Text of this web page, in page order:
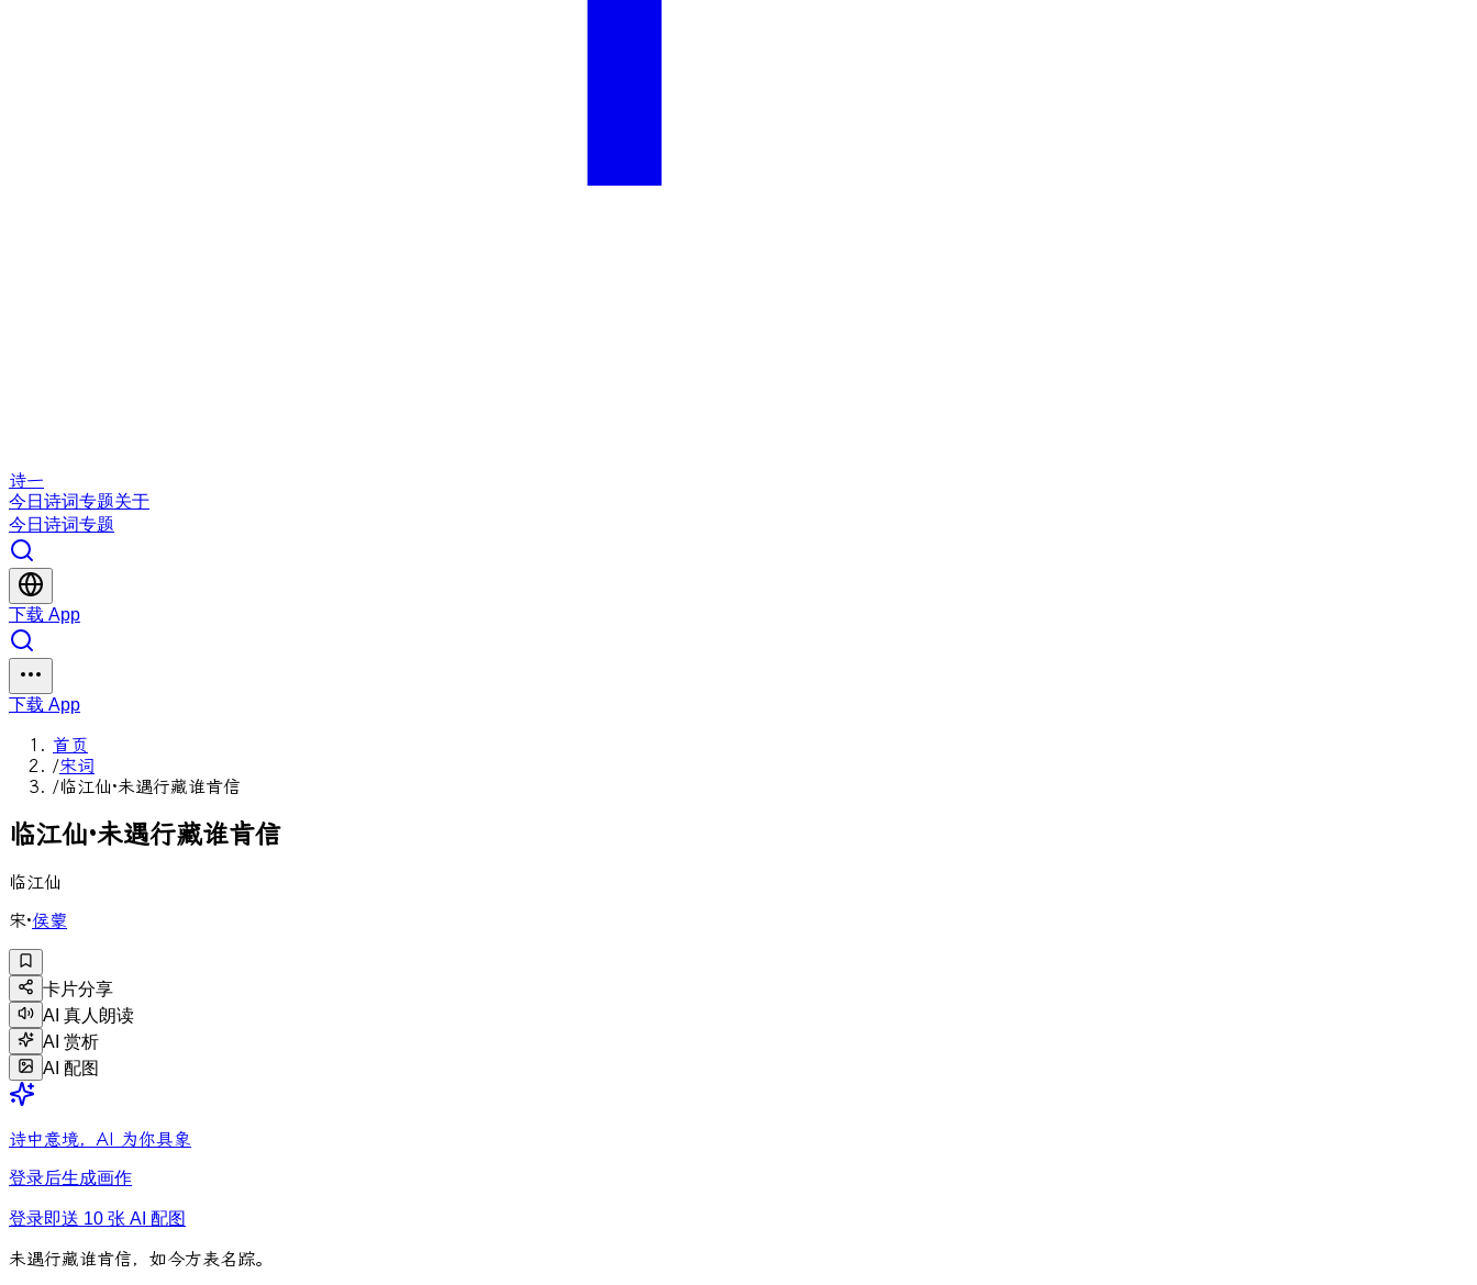
诗一
今日 诗词专题关于
今日 诗词专题
下载 App
下载 App
首页
/宋词
/临江仙·未遇行藏谁肯信
临江仙·未遇行藏谁肯信
临江仙
宋·侯蒙
卡片分享
AI 真人朗读
AI 赏析
AI 配图
诗中意境，AI 为你具象
登录后生成画作
登录即送 10 张 AI 配图
未遇行藏谁肯信， 如今方表名踪。